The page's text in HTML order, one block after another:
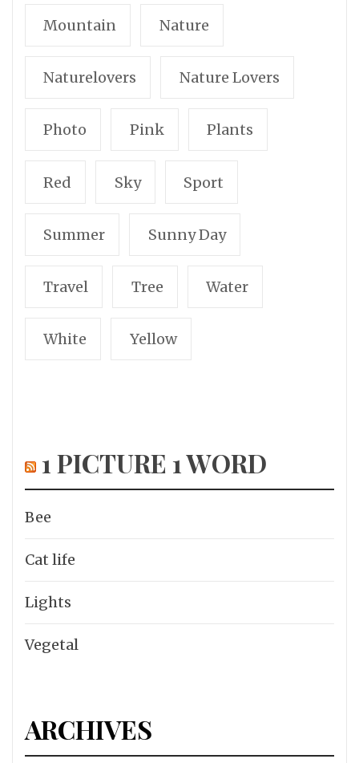
Mountain Nature
Naturelovers Nature Lovers
Photo Pink Plants
Red Sky Sport
Summer Sunny Day
Travel Tree Water
White Yellow
1 PICTURE 1 WORD
Bee
Cat life
Lights
Vegetal
ARCHIVES